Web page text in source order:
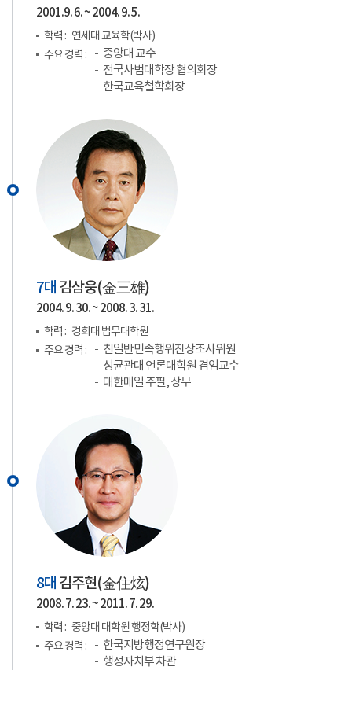
2001.9. 6. ~ 2004. 9. 5.
학력 : 연세대 교육학(박사)
주요 경력 :
중앙대 교수
전국사범대학장 협의회장
한국교육철학회장
7대 김삼웅(金三雄)
2004. 9. 30. ~ 2008. 3. 31.
학력 : 경희대 법무대학원
주요 경력 :
친일반민족행위진상조사위원
성균관대 언론대학원 겸임교수
대한매일 주필, 상무
8대 김주현(金住炫)
2008. 7. 23. ~ 2011. 7. 29.
학력 : 중앙대 대학원 행정학(박사)
주요 경력 :
한국지방행정연구원장
행정자치부 차관